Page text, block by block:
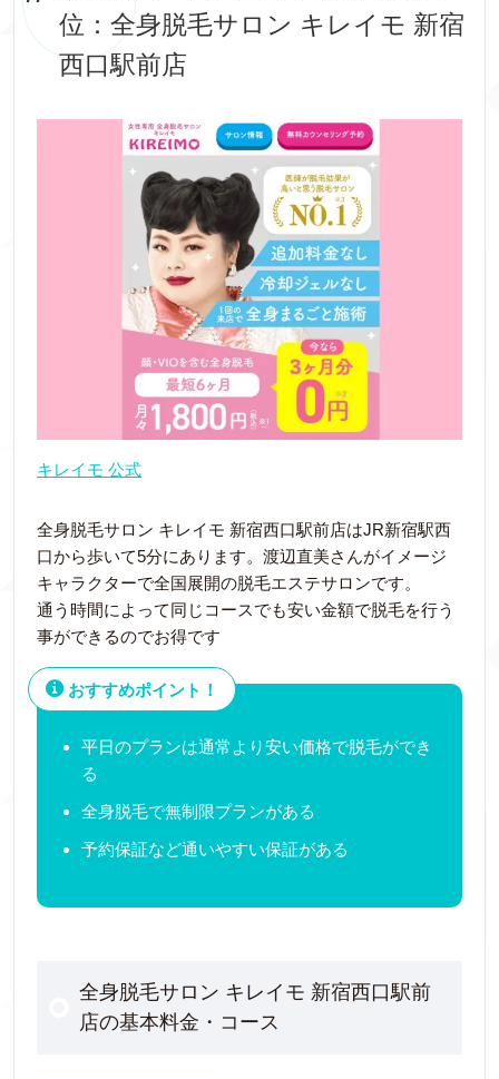
位：全身脱毛サロン キレイモ 新宿
西口駅前店
キレイモ 公式
全身脱毛サロン キレイモ 新宿西口駅前店はJR新宿駅西
口から歩いて5分にあります。渡辺直美さんがイメージ
キャラクターで全国展開の脱毛エステサロンです。
通う時間によって同じコースでも安い金額で脱毛を行う
事ができるのでお得です
おすすめポイント！
平日のプランは通常より安い価格で脱毛ができ
る
全身脱毛で無制限プランがある
予約保証など通いやすい保証がある
全身脱毛サロン キレイモ 新宿西口駅前
店の基本料金・コース